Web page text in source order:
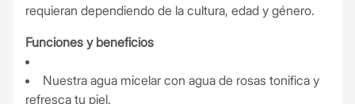
requieran dependiendo de la cultura, edad y género.
Funciones y beneficios
Nuestra agua micelar con agua de rosas tonifica y
refresca tu piel.